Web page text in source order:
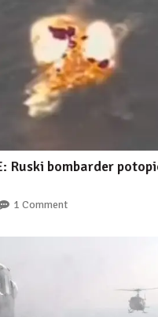
Ruski bombarder
1 Comment